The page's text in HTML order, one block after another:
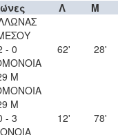
Λ Μ
- 0
Μ
62' 28'
Μ
- 3
12' 78'